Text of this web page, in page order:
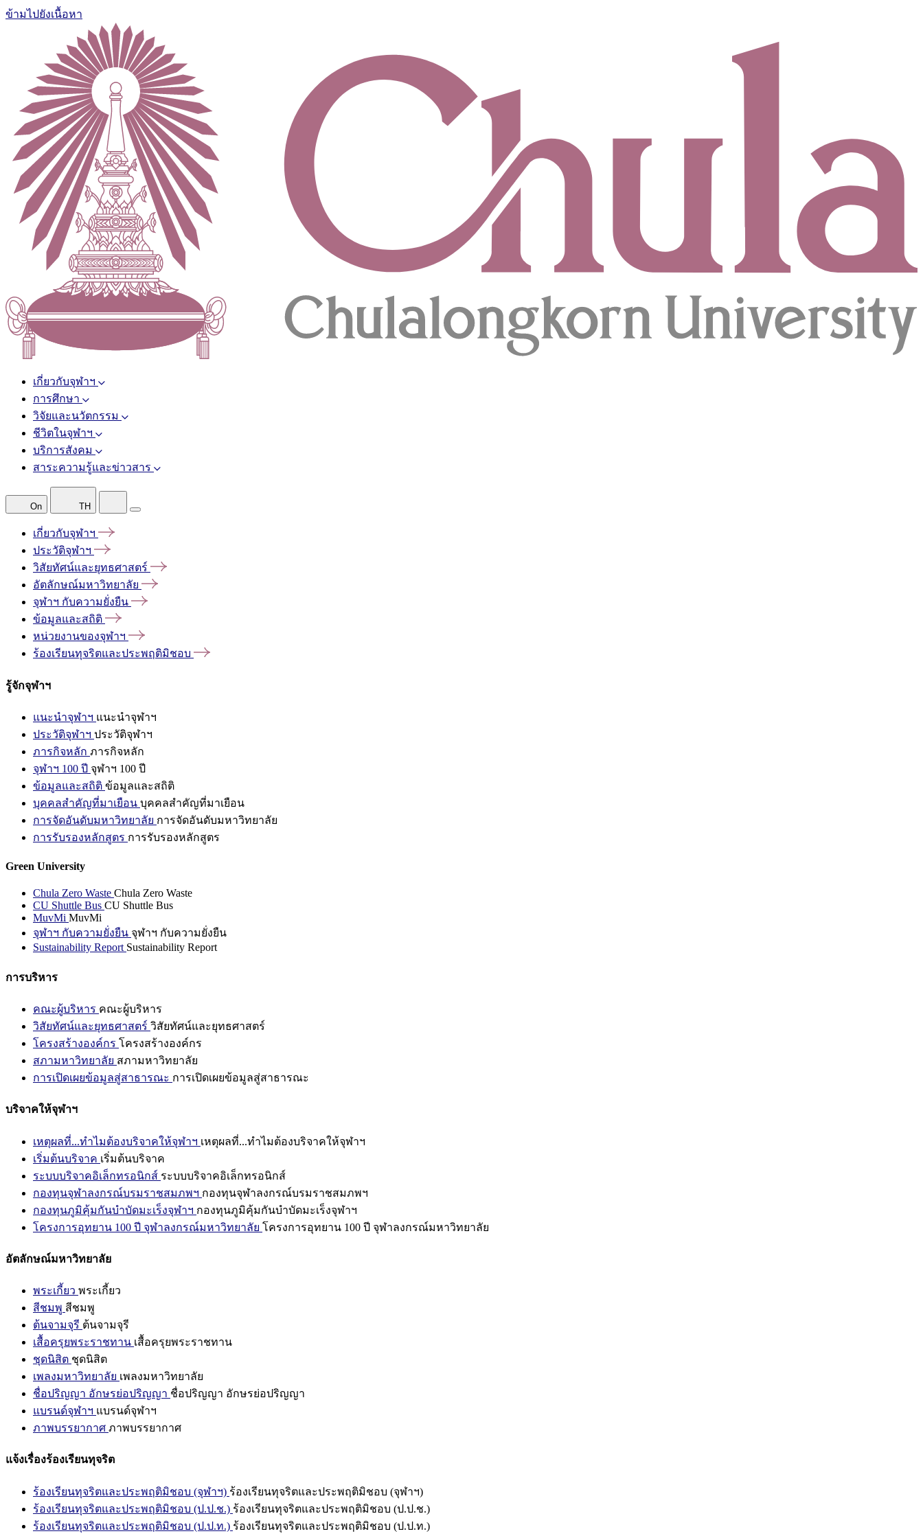
ข้ามไปยังเนื้อหา
เกี่ยวกับจุฬาฯ
การศึกษา
วิจัยและนวัตกรรม
ชีวิตในจุฬาฯ
บริการสังคม
สาระความรู้และข่าวสาร
On TH
เกี่ยวกับจุฬาฯ
ประวัติจุฬาฯ
วิสัยทัศน์และยุทธศาสตร์
อัตลักษณ์มหาวิทยาลัย
จุฬาฯ กับความยั่งยืน
ข้อมูลและสถิติ
หน่วยงานของจุฬาฯ
ร้องเรียนทุจริตและประพฤติมิชอบ
รู้จักจุฬาฯ
แนะนำจุฬาฯ แนะนำจุฬาฯ
ประวัติจุฬาฯ ประวัติจุฬาฯ
ภารกิจหลัก ภารกิจหลัก
จุฬาฯ 100 ปี จุฬาฯ 100 ปี
ข้อมูลและสถิติ ข้อมูลและสถิติ
บุคคลสำคัญที่มาเยือน บุคคลสำคัญที่มาเยือน
การจัดอันดับมหาวิทยาลัย การจัดอันดับมหาวิทยาลัย
การรับรองหลักสูตร การรับรองหลักสูตร
Green University
Chula Zero Waste Chula Zero Waste
CU Shuttle Bus CU Shuttle Bus
MuvMi MuvMi
จุฬาฯ กับความยั่งยืน จุฬาฯ กับความยั่งยืน
Sustainability Report Sustainability Report
การบริหาร
คณะผู้บริหาร คณะผู้บริหาร
วิสัยทัศน์และยุทธศาสตร์ วิสัยทัศน์และยุทธศาสตร์
โครงสร้างองค์กร โครงสร้างองค์กร
สภามหาวิทยาลัย สภามหาวิทยาลัย
การเปิดเผยข้อมูลสู่สาธารณะ การเปิดเผยข้อมูลสู่สาธารณะ
บริจาคให้จุฬาฯ
เหตุผลที่...ทำไมต้องบริจาคให้จุฬาฯ เหตุผลที่...ทำไมต้องบริจาคให้จุฬาฯ
เริ่มต้นบริจาค เริ่มต้นบริจาค
ระบบบริจาคอิเล็กทรอนิกส์ ระบบบริจาคอิเล็กทรอนิกส์
กองทุนจุฬาลงกรณ์บรมราชสมภพฯ กองทุนจุฬาลงกรณ์บรมราชสมภพฯ
กองทุนภูมิคุ้มกันบำบัดมะเร็งจุฬาฯ กองทุนภูมิคุ้มกันบำบัดมะเร็งจุฬาฯ
โครงการอุทยาน 100 ปี จุฬาลงกรณ์มหาวิทยาลัย โครงการอุทยาน 100 ปี จุฬาลงกรณ์มหาวิทยาลัย
อัตลักษณ์มหาวิทยาลัย
พระเกี้ยว พระเกี้ยว
สีชมพู สีชมพู
ต้นจามจุรี ต้นจามจุรี
เสื้อครุยพระราชทาน เสื้อครุยพระราชทาน
ชุดนิสิต ชุดนิสิต
เพลงมหาวิทยาลัย เพลงมหาวิทยาลัย
ชื่อปริญญา อักษรย่อปริญญา ชื่อปริญญา อักษรย่อปริญญา
แบรนด์จุฬาฯ แบรนด์จุฬาฯ
ภาพบรรยากาศ ภาพบรรยากาศ
แจ้งเรื่องร้องเรียนทุจริต
ร้องเรียนทุจริตและประพฤติมิชอบ (จุฬาฯ) ร้องเรียนทุจริตและประพฤติมิชอบ (จุฬาฯ)
ร้องเรียนทุจริตและประพฤติมิชอบ (ป.ป.ช.) ร้องเรียนทุจริตและประพฤติมิชอบ (ป.ป.ช.)
ร้องเรียนทุจริตและประพฤติมิชอบ (ป.ป.ท.) ร้องเรียนทุจริตและประพฤติมิชอบ (ป.ป.ท.)